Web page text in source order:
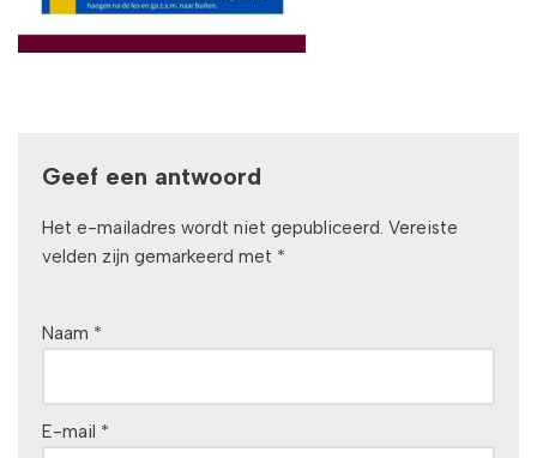
Geef een antwoord
Het e-mailadres wordt niet gepubliceerd. Vereiste
velden zijn gemarkeerd met *
Naam *
E-mail *